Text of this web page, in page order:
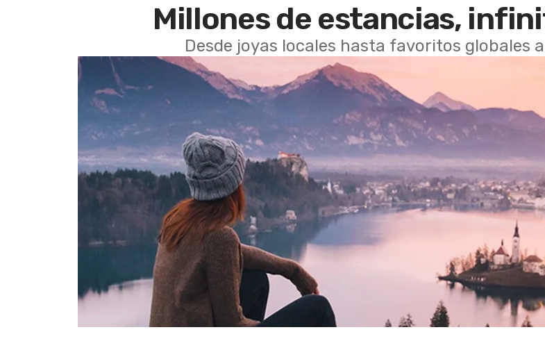
Millones de estancias,
Desde joyas locales hasta favoritos globales